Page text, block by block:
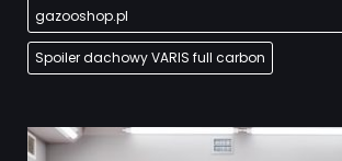
gazooshop.pl
Spoiler dachowy VARIS full carbon